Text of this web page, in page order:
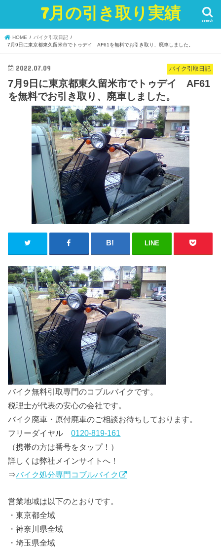
7月の引き取り実績 search
HOME
バイク引取日記
7月9日に東京都東久留米市でトゥデイ AF61を無料でお引き取り、廃車しました。
バイク引取日記
2022.07.09
7月9日に東京都東久留米市でトゥデイ AF61
を無料でお引き取り、廃車しました。
LINE
バイク無料引取専門のコブルバイクです。
税理士が代表の安心の会社です。
バイク廃車・原付廃車のご相談お待ちしております。
フリーダイヤル0120-819-161
（携帯の方は番号をタップ！）
詳しくは弊社メインサイトへ！
⇒バイク処分専門コブルバイク
営業地域は以下のとおりです。
・東京都全域
・神奈川県全域
・埼玉県全域